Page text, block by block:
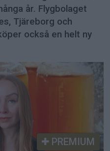
år. Flygbolaget
Tjäreborg och
också en helt ny
PREMIUM